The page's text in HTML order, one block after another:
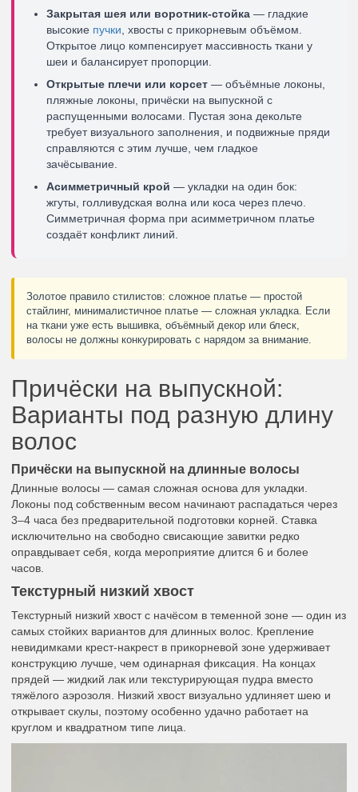
Закрытая шея или воротник-стойка — гладкие
высокие пучки , хвосты с прикорневым объёмом.
Открытое лицо компенсирует массивность ткани у
шеи и балансирует пропорции.
Открытые плечи или корсет — объёмные локоны,
пляжные локоны, причёски на выпускной с
распущенными волосами. Пустая зона декольте
требует визуального заполнения, и подвижные пряди
справляются с этим лучше, чем гладкое
зачёсывание.
Асимметричный крой — укладки на один бок:
жгуты, голливудская волна или коса через плечо.
Симметричная форма при асимметричном платье
создаёт конфликт линий.
Золотое правило стилистов: сложное платье — простой
стайлинг, минималистичное платье — сложная укладка. Если
на ткани уже есть вышивка, объёмный декор или блеск,
волосы не должны конкурировать с нарядом за внимание.
Причёски на выпускной:
Варианты под разную длину
волос
Причёски на выпускной на длинные волосы
Длинные волосы — самая сложная основа для укладки.
Локоны под собственным весом начинают распадаться через
3–4 часа без предварительной подготовки корней. Ставка
исключительно на свободно свисающие завитки редко
оправдывает себя, когда мероприятие длится 6 и более
часов.
Текстурный низкий хвост
Текстурный низкий хвост с начёсом в теменной зоне — один из
самых стойких вариантов для длинных волос. Крепление
невидимками крест-накрест в прикорневой зоне удерживает
конструкцию лучше, чем одинарная фиксация. На концах
прядей — жидкий лак или текстурирующая пудра вместо
тяжёлого аэрозоля. Низкий хвост визуально удлиняет шею и
открывает скулы, поэтому особенно удачно работает на
круглом и квадратном типе лица.